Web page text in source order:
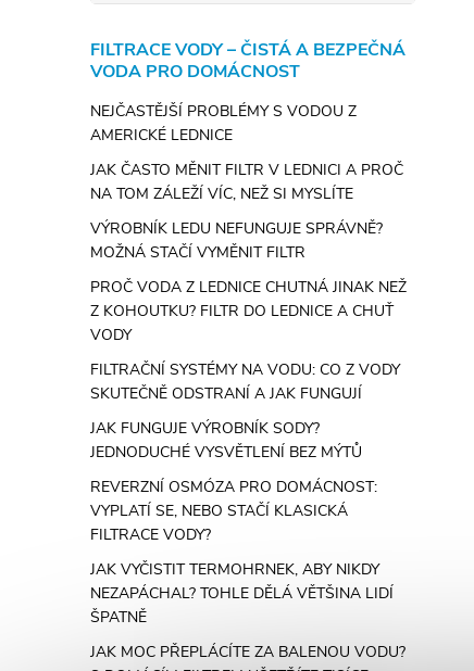
FILTRACE VODY – ČISTÁ A BEZPEČNÁ
VODA PRO DOMÁCNOST
NEJČASTĚJŠÍ PROBLÉMY S VODOU Z
AMERICKÉ LEDNICE
JAK ČASTO MĚNIT FILTR V LEDNICI A PROČ
NA TOM ZÁLEŽÍ VÍC, NEŽ SI MYSLÍTE
VÝROBNÍK LEDU NEFUNGUJE SPRÁVNĚ?
MOŽNÁ STAČÍ VYMĚNIT FILTR
PROČ VODA Z LEDNICE CHUTNÁ JINAK NEŽ
Z KOHOUTKU? FILTR DO LEDNICE A CHUŤ
VODY
FILTRAČNÍ SYSTÉMY NA VODU: CO Z VODY
SKUTEČNĚ ODSTRANÍ A JAK FUNGUJÍ
JAK FUNGUJE VÝROBNÍK SODY?
JEDNODUCHÉ VYSVĚTLENÍ BEZ MÝTŮ
REVERZNÍ OSMÓZA PRO DOMÁCNOST:
VYPLATÍ SE, NEBO STAČÍ KLASICKÁ
FILTRACE VODY?
JAK VYČISTIT TERMOHRNEK, ABY NIKDY
NEZAPÁCHAL? TOHLE DĚLÁ VĚTŠINA LIDÍ
ŠPATNĚ
JAK MOC PŘEPLÁCÍTE ZA BALENOU VODU?